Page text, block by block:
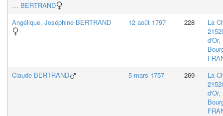
… BERTRAND
Angélique, Joséphine BERTRAND 12 août 1797 228
La
d'Or,
Claude BERTRAND 5 mars 1757 269
La
d'Or,